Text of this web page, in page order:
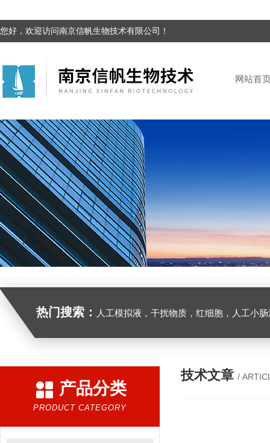
您好，欢迎访问南京信帆生物技术有限公司！
网站首
热门搜索： 人工模拟液，干扰物质，红细胞，人工小
产品分类
PRODUCT CATEGORY
技术文章 /